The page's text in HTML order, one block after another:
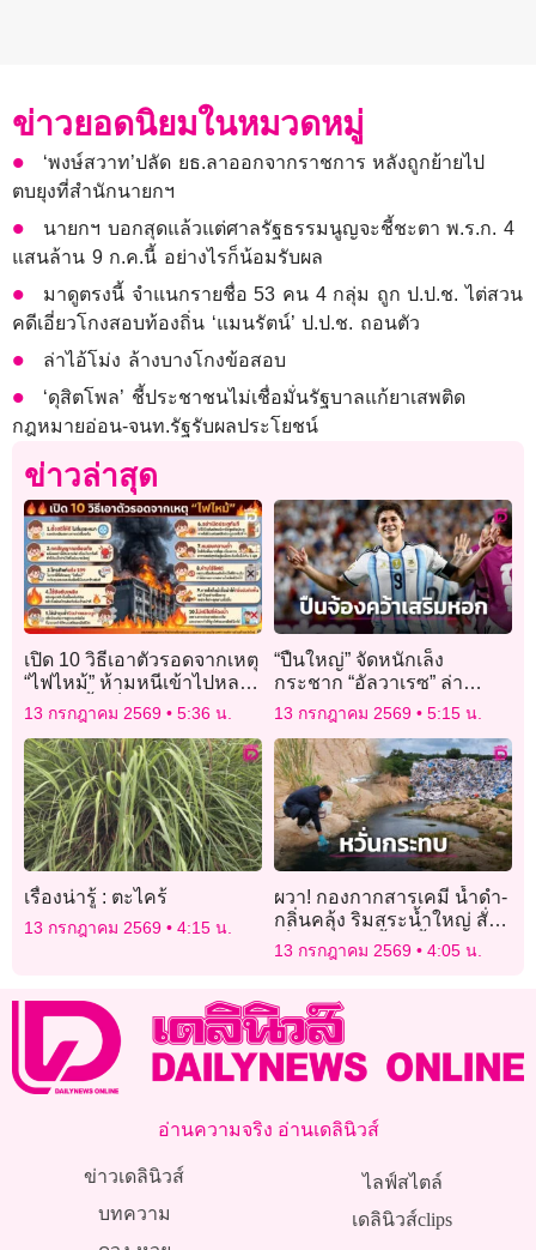
ข่าวยอดนิยมในหมวดหมู่
‘พงษ์สวาท’ปลัด ยธ.ลาออกจากราชการ หลังถูกย้ายไป
ตบยุงที่สำนักนายกฯ
นายกฯ บอกสุดแล้วแต่ศาลรัฐธรรมนูญจะชี้ชะตา พ.ร.ก. 4
แสนล้าน 9 ก.ค.นี้ อย่างไรก็น้อมรับผล
มาดูตรงนี้ จำแนกรายชื่อ 53 คน 4 กลุ่ม ถูก ป.ป.ช. ไต่สวน
คดีเอี่ยวโกงสอบท้องถิ่น ‘แมนรัตน์’ ป.ป.ช. ถอนตัว
ล่าไอ้โม่ง ล้างบางโกงข้อสอบ
‘ดุสิตโพล’ ชี้ประชาชนไม่เชื่อมั่นรัฐบาลแก้ยาเสพติด
กฎหมายอ่อน-จนท.รัฐรับผลประโยชน์
ข่าวล่าสุด
เปิด 10 วิธีเอาตัวรอดจากเหตุ
“ไฟไหม้” ห้ามหนีเข้าไปหลบ
ในห้องนํ้าเด็ดขาด
13 กรกฎาคม 2569 5:36 น.
“ปืนใหญ่” จัดหนักเล็ง
กระชาก “อัลวาเรซ” ล่า
ตาข่าย
13 กรกฎาคม 2569 5:15 น.
เรื่องน่ารู้ : ตะไคร้
13 กรกฎาคม 2569 4:15 น.
ผวา! กองกากสารเคมี น้ำดำ-
กลิ่นคลุ้ง ริมสระน้ำใหญ่ สั่ง
เก็บตัวอย่าง-จี้ขนทิ้ง
13 กรกฎาคม 2569 4:05 น.
อ่านความจริง อ่านเดลินิวส์
ข่าวเดลินิวส์
บทความ
ไลฟ์สไตล์
เดลินิวส์clips